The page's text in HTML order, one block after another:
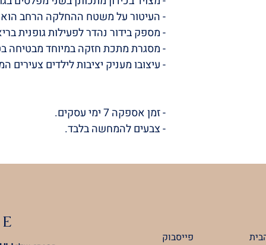
- העיטור על משטח ההחלקה הרחב הוא
- מספק בידור נהדר לפעילות גופנית
- מסגרת מתכת חזקה במיוחד מבטיחה
- עיצובו מעניק יציבות לילדים
- זמן אספקה 7 ימי עסקים.
- צבעים להמחשה בלבד.
פייסבוק